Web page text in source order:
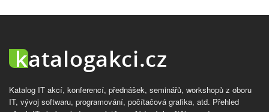
Katalog IT akcí, konferencí, přednášek, seminářů, workshopů z oboru
IT, vývoj softwaru, programování, počítačová grafika, atd. Přehled